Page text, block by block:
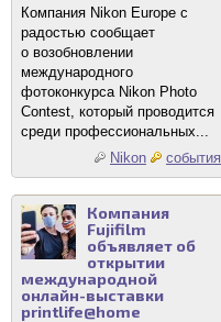
Компания Nikon Europe с
радостью сообщает
о возобновлении
международного
фотоконкурса Nikon Photo
Contest, который проводится
среди профессиональных...
Nikon
события
Компания
Fujifilm
объявляет об
открытии
международной
онлайн-выставки
printlife@home